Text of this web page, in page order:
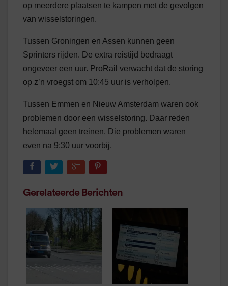
op meerdere plaatsen te kampen met de gevolgen
van wisselstoringen.
Tussen Groningen en Assen kunnen geen
Sprinters rijden. De extra reistijd bedraagt
ongeveer een uur. ProRail verwacht dat de storing
op z’n vroegst om 10:45 uur is verholpen.
Tussen Emmen en Nieuw Amsterdam waren ook
problemen door een wisselstoring. Daar reden
helemaal geen treinen. Die problemen waren
even na 9:30 uur voorbij.
Gerelateerde Berichten